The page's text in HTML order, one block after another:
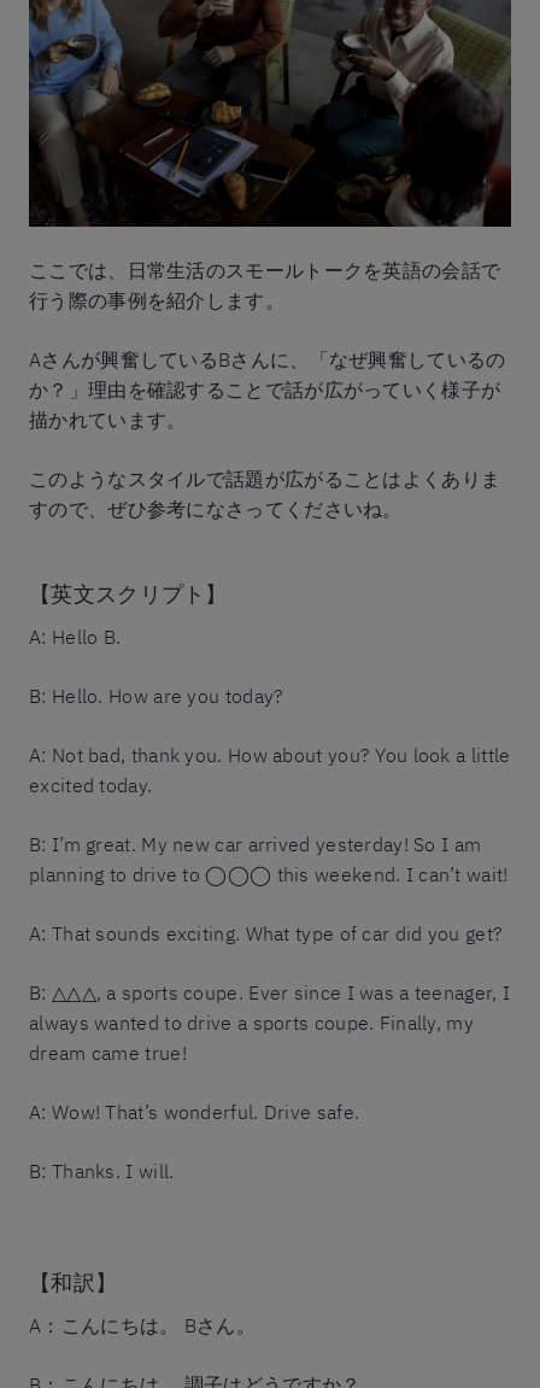
ここでは、日常生活のスモールトークを英語の会話で
行う際の事例を紹介します。
Aさんが興奮しているBさんに、「なぜ興奮しているの
か？」理由を確認することで話が広がっていく様子が
描かれています。
このようなスタイルで話題が広がることはよくありま
すので、ぜひ参考になさってくださいね。
【英文スクリプト】
A: Hello B.
B: Hello. How are you today?
A: Not bad, thank you. How about you? You look a little
excited today.
B: I’m great. My new car arrived yesterday! So I am
planning to drive to ◯◯◯ this weekend. I can’t wait!
A: That sounds exciting. What type of car did you get?
B: △△△, a sports coupe. Ever since I was a teenager, I
always wanted to drive a sports coupe. Finally, my
dream came true!
A: Wow! That’s wonderful. Drive safe.
B: Thanks. I will.
【和訳】
A：こんにちは。 Bさん。